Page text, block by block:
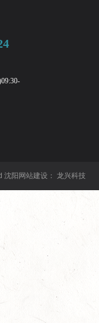
沈阳网站建设 ： 龙兴科技